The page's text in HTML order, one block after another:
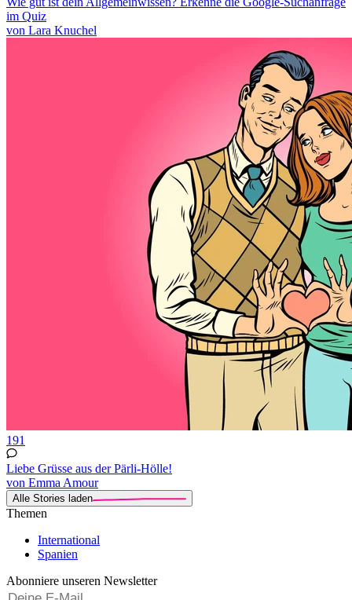
im Quiz
von Lara Knuchel
191
Liebe Grüsse aus der Pärli-Hölle!
von Emma Amour
Alle Stories laden
Themen
International
Spanien
Abonniere unseren Newsletter